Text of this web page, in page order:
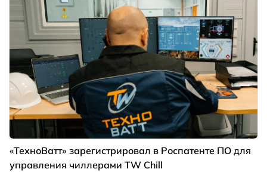
«ТехноВатт» зарегистрировал в Роспатенте ПО для
управления чиллерами TW Chill